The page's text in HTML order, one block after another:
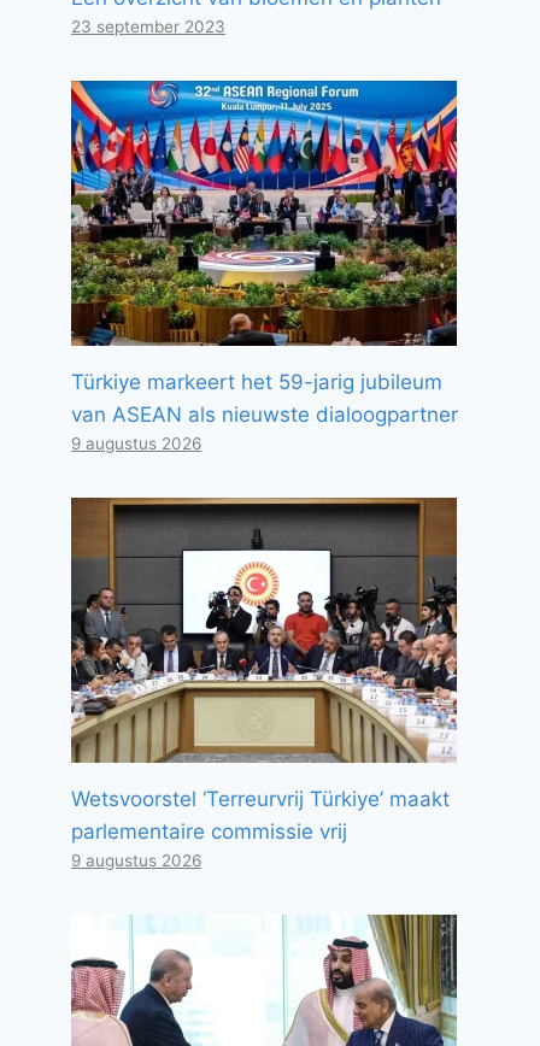
23 september 2023
Türkiye markeert het 59-jarig jubileum
van ASEAN als nieuwste dialoogpartner
9 augustus 2026
Wetsvoorstel ‘Terreurvrij Türkiye’ maakt
parlementaire commissie vrij
9 augustus 2026